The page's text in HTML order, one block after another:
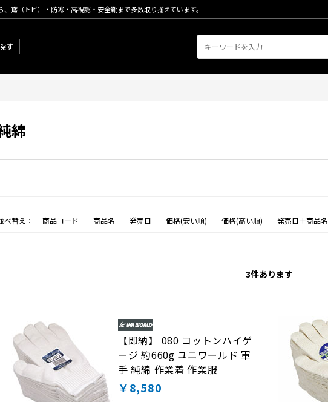
鳶（トビ）・防寒・高視認・安全靴まで多数取り揃えています。
す
綿
べ替え： 商品コード 商品名 発売日 価格(安い順) 価格(高い順) 発売日＋商品名
3件あります
【即納】 080 コットンハイゲ
ージ 約660g ユニワールド 軍
手 純綿 作業着 作業服
￥8,580